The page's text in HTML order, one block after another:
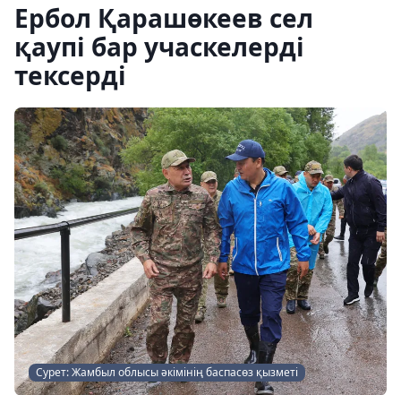
Ербол Қарашөкеев сел
қаупі бар учаскелерді
тексерді
Сурет: Жамбыл облысы әкімінің баспасөз қызметі